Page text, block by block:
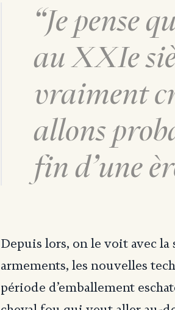
Je pense
au XXIe
vraiment
allons
fin d’une
Depuis lors, on le voit avec
armements, les nouvelles
période d’emballement